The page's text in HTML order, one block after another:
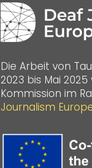
Die Arbeit von
2023 bis Mai
Kommission im
Journalism